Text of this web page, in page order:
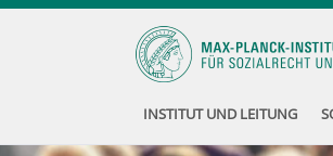
INSTITUT UND LEITUNG